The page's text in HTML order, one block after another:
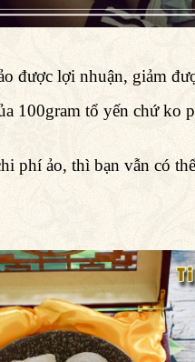
được lợi nhuận, giảm
100gram tổ yến chứ
phí ảo, thì bạn vẫn có